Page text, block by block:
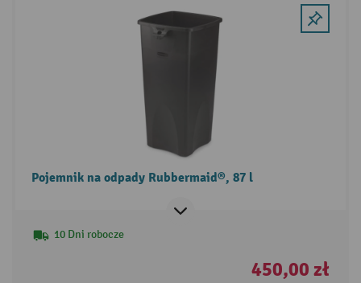
Pojemnik na odpady Rubbermaid®, 87 l
10 Dni robocze
450,00 zł